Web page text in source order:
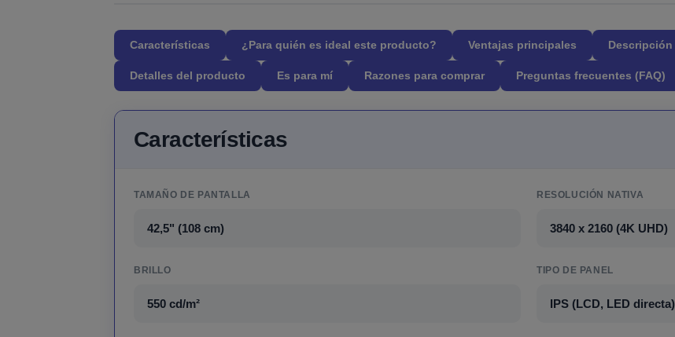
Características ¿Para quién es ideal este producto? Ventajas principales Descripción
Detalles del producto Es para mí Razones para comprar Preguntas frecuentes (FAQ)
Características
TAMAÑO DE PANTALLA
42,5" (108 cm)
RESOLUCIÓN NATIVA
3840 x 2160 (4K UHD)
BRILLO
550 cd/m²
TIPO DE PANEL
IPS (LCD, LED directa)